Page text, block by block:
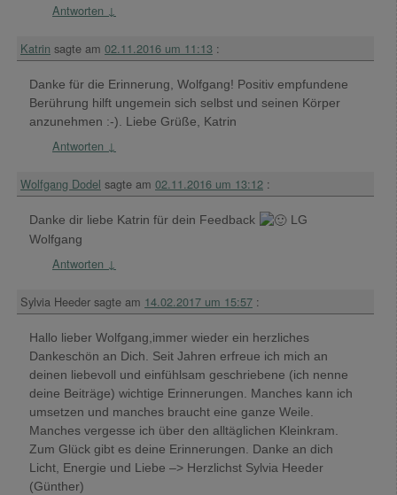
Antworten ↓
Katrin sagte am 02.11.2016 um 11:13 :
Danke für die Erinnerung, Wolfgang! Positiv empfundene
Berührung hilft ungemein sich selbst und seinen Körper
anzunehmen :-). Liebe Grüße, Katrin
Antworten ↓
Wolfgang Dodel sagte am 02.11.2016 um 13:12 :
Danke dir liebe Katrin für dein Feedback
LG
Wolfgang
Antworten ↓
Sylvia Heeder sagte am 14.02.2017 um 15:57 :
Hallo lieber Wolfgang,immer wieder ein herzliches
Dankeschön an Dich. Seit Jahren erfreue ich mich an
deinen liebevoll und einfühlsam geschriebene (ich nenne
deine Beiträge) wichtige Erinnerungen. Manches kann ich
umsetzen und manches braucht eine ganze Weile.
Manches vergesse ich über den alltäglichen Kleinkram.
Zum Glück gibt es deine Erinnerungen. Danke an dich
Licht, Energie und Liebe –> Herzlichst Sylvia Heeder
(Günther)